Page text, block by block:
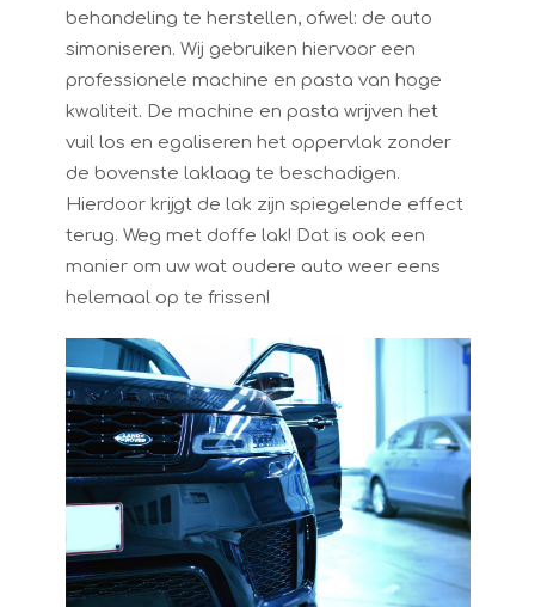
behandeling te herstellen, ofwel: de auto
simoniseren. Wij gebruiken hiervoor een
professionele machine en pasta van hoge
kwaliteit. De machine en pasta wrijven het
vuil los en egaliseren het oppervlak zonder
de bovenste laklaag te beschadigen.
Hierdoor krijgt de lak zijn spiegelende effect
terug. Weg met doffe lak! Dat is ook een
manier om uw wat oudere auto weer eens
helemaal op te frissen!